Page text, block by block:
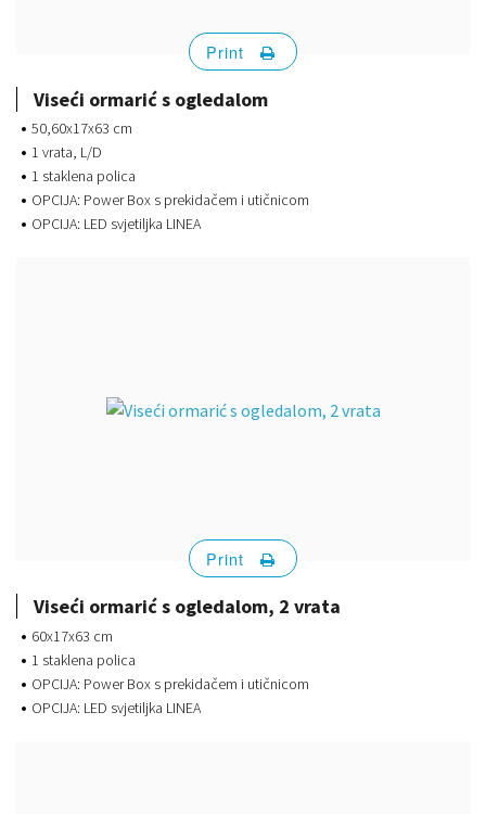
Viseći ormarić s ogledalom
50,60x17x63 cm
1 vrata, L/D
1 staklena polica
OPCIJA: Power Box s prekidačem i utičnicom
OPCIJA: LED svjetiljka LINEA
Print
Viseći ormarić s ogledalom, 2 vrata
60x17x63 cm
1 staklena polica
OPCIJA: Power Box s prekidačem i utičnicom
OPCIJA: LED svjetiljka LINEA
Print